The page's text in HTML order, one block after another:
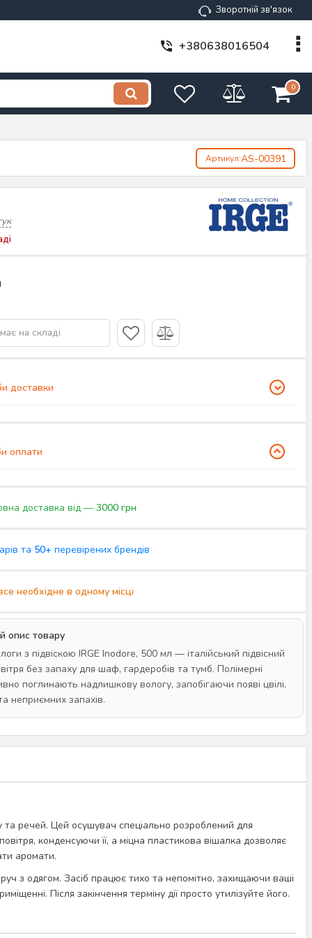
Зворотній зв'язок
+380638016504
0
Артикул:AS-00391
на складі
доставки
оплати
доставка від — 3000 грн
та 50+ перевірених брендів
необхідне в одному місці
опис товару
з підвіскою IRGE Inodore, 500 мл — італійський підвісний
без запаху для шаф, гардеробів та тумб. Полімерні
поглинають надлишкову вологу, запобігаючи появі цвілі,
неприємних запахів.
та речей. Цей осушувач спеціально розроблений для
конденсуючи її, а міцна пластикова вішалка дозволяє
аромати.
з одягом. Засіб працює тихо та непомітно, захищаючи ваші
Після закінчення терміну дії просто утилізуйте його.